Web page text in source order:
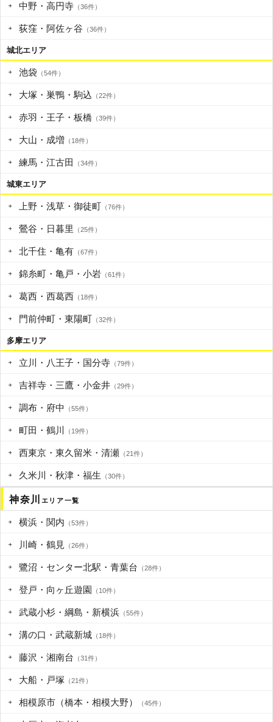
中野・高円寺 （36件）
荻窪・阿佐ヶ谷 （36件）
城北エリア
池袋 （54件）
大塚・巣鴨・駒込 （22件）
赤羽・王子・板橋 （39件）
大山・成増 （18件）
練馬・江古田 （34件）
城東エリア
上野・浅草・御徒町 （76件）
鶯谷・日暮里 （25件）
北千住・亀有 （67件）
錦糸町・亀戸・小岩 （61件）
葛西・西葛西 （18件）
門前仲町・東陽町 （32件）
多摩エリア
立川・八王子・国分寺 （79件）
吉祥寺・三鷹・小金井 （29件）
調布・府中 （55件）
町田・鶴川 （19件）
西東京・東久留米・清瀬 （21件）
久米川・秋津・福生 （30件）
神奈川 エリア一覧
横浜・関内 （53件）
川崎・鶴見 （26件）
鷺沼・センター北駅・青葉台 （28件）
登戸・向ヶ丘遊園 （10件）
武蔵小杉・綱島・新横浜 （55件）
溝の口・武蔵新城 （18件）
藤沢・湘南台 （31件）
大船・戸塚 （21件）
相模原市（橋本・相模大野） （45件）